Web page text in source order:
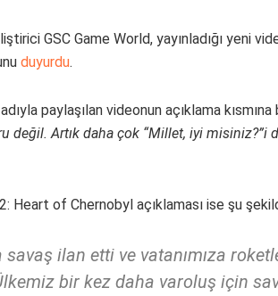
GSC Game World, yayınladığı yeni
duyurdu.
paylaşılan videonun açıklama kısmına
değil. Artık daha çok “Millet, iyi misiniz?”i
Heart of Chernobyl açıklaması ise şu
savaş ilan etti ve vatanımıza
bir kez daha varoluş için